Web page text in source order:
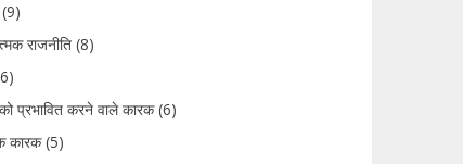
राजनीति (8)
को प्रभावित करने वाले कारक (6)
कारक (5)